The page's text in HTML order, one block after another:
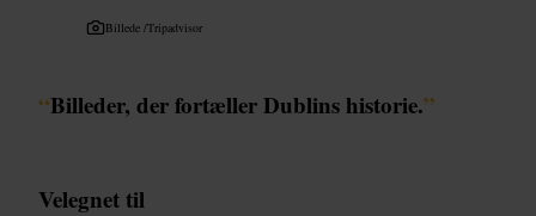
Billede /Tripadvisor
“Billeder, der fortæller Dublins historie.”
Velegnet til